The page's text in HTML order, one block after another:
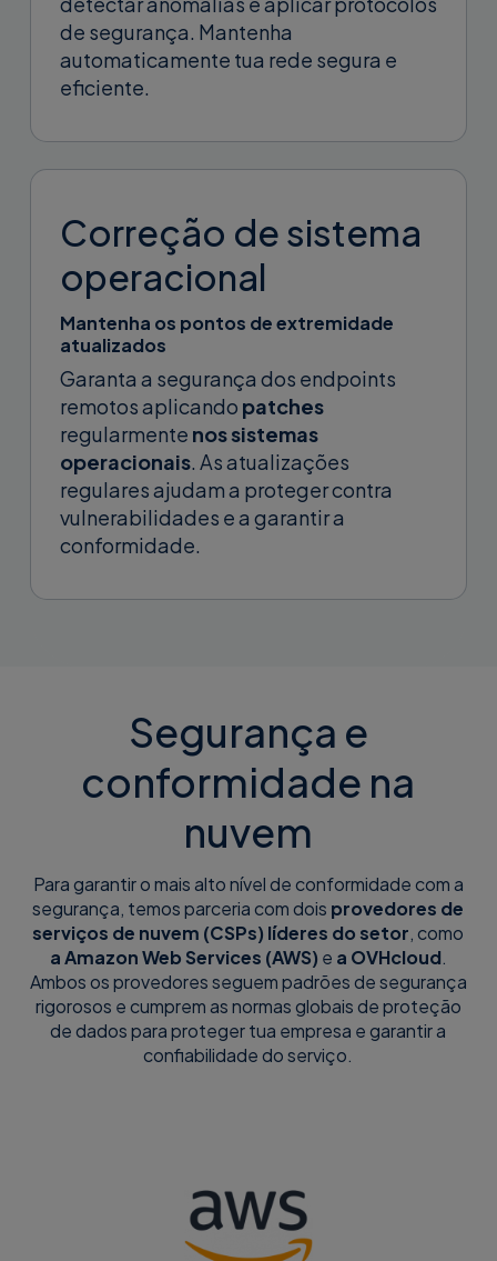
de segurança. Mantenha
automaticamente tua rede segura e
eficiente.
Correção de sistema
operacional
Mantenha os pontos de extremidade
atualizados
Garanta a segurança dos endpoints
remotos aplicando patches
regularmente nos sistemas
operacionais. As atualizações
regulares ajudam a proteger contra
vulnerabilidades e a garantir a
conformidade.
Segurança e
conformidade na
nuvem
Para garantir o mais alto nível de conformidade com a
segurança, temos parceria com dois provedores de
serviços de nuvem (CSPs) líderes do setor, como
a Amazon Web Services (AWS) e a OVHcloud.
Ambos os provedores seguem padrões de segurança
rigorosos e cumprem as normas globais de proteção
de dados para proteger tua empresa e garantir a
confiabilidade do serviço.